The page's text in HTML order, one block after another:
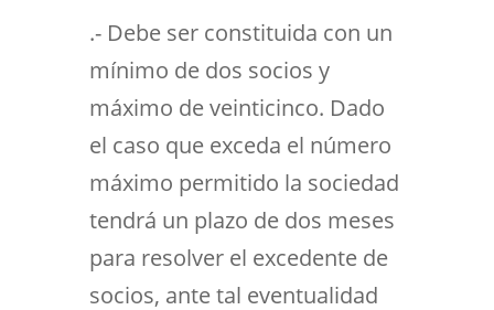
.- Debe ser constituida con un
mínimo de dos socios y
máximo de veinticinco. Dado
el caso que exceda el número
máximo permitido la sociedad
tendrá un plazo de dos meses
para resolver el excedente de
socios, ante tal eventualidad